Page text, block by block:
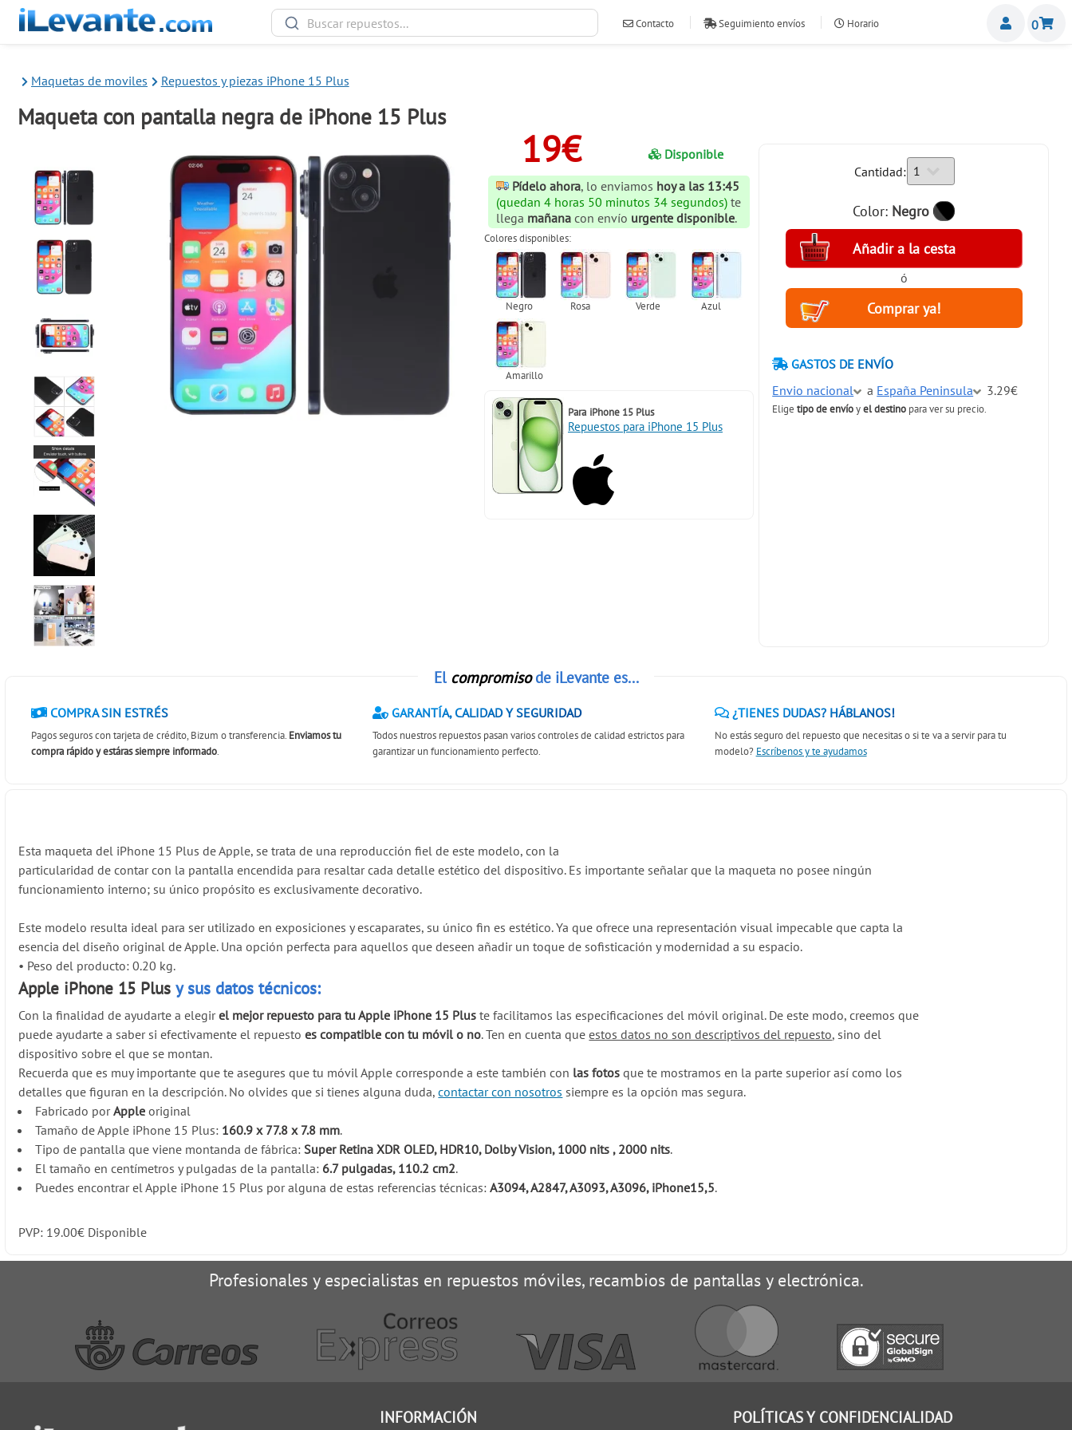
Contacto Seguimiento envíos Horario 0
Maquetas de moviles Repuestos y piezas iPhone 15 Plus
Maqueta con pantalla negra de iPhone 15 Plus
19€
Disponible
Pídelo ahora, lo enviamos hoy a las 13:45
(quedan 4 horas 50 minutos 33 segundos) te
llega mañana con envío urgente disponible.
Colores disponibles:
Para iPhone 15 Plus
Repuestos para iPhone 15 Plus
Cantidad:
Color: Negro
ó
GASTOS DE ENVÍO
Envio nacional
a España Peninsula 3.29€
Eligetipo de envíoyel destino para ver su precio.
El compromisode iLevante es...
COMPRA SIN ESTRÉS
Pagos seguros con tarjeta de crédito, Bizum o transferencia. Enviamos tu
compra rápido y estáras siempre informado.
GARANTÍA, CALIDAD Y SEGURIDAD
Todos nuestros repuestos pasan varios controles de calidad estrictos para
garantizar un funcionamiento perfecto.
¿TIENES DUDAS? HÁBLANOS!
No estás seguro del repuesto que necesitas o si te va a servir para tu
modelo? Escríbenos y te ayudamos
Esta maqueta del iPhone 15 Plus de Apple, se trata de una reproducción fiel de este modelo, con la
particularidad de contar con la pantalla encendida para resaltar cada detalle estético del dispositivo. Es importante señalar que la maqueta no posee ningún
funcionamiento interno; su único propósito es exclusivamente decorativo.
Este modelo resulta ideal para ser utilizado en exposiciones y escaparates, su único fin es estético. Ya que ofrece una representación visual impecable que capta la
esencia del diseño original de Apple. Una opción perfecta para aquellos que deseen añadir un toque de sofisticación y modernidad a su espacio.
• Peso del producto: 0.20 kg.
Apple iPhone 15 Plus y sus datos técnicos:
Con la finalidad de ayudarte a elegirel mejor repuesto para tu Apple iPhone 15 Plus te facilitamos las especificaciones del móvil original. De este modo, creemos que
puede ayudarte a saber si efectivamente el repuestoes compatible con tu móvil o no. Ten en cuenta queestos datos no son descriptivos del repuesto, sino del
dispositivo sobre el que se montan.
Recuerda que es muy importante que te asegures que tu móvil Apple corresponde a este también con las fotos que te mostramos en la parte superior así como los
detalles que figuran en la descripción. No olvides que si tienes alguna duda,contactar con nosotros siempre es la opción mas segura.
Fabricado porApple original
Tamaño de Apple iPhone 15 Plus: 160.9 x 77.8 x 7.8 mm.
Tipo de pantalla que viene montanda de fábrica:Super Retina XDR OLED, HDR10, Dolby Vision, 1000 nits , 2000 nits.
El tamaño en centímetros y pulgadas de la pantalla: 6.7 pulgadas, 110.2 cm2.
Puedes encontrar el Apple iPhone 15 Plus por alguna de estas referencias técnicas:A3094, A2847, A3093, A3096, iPhone15,5.
PVP: 19.00€ Disponible
Profesionales y especialistas en repuestos móviles, recambios de pantallas y electrónica.
INFORMACIÓN POLÍTICAS Y CONFIDENCIALIDAD